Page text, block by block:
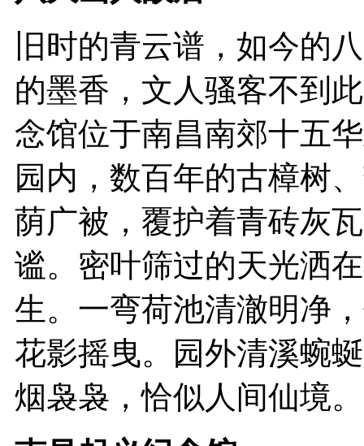
旧时的青云谱，如今的
的墨香，文人骚客不到
念馆位于南昌南郊十五
园内，数百年的古樟树
荫广被，覆护着青砖灰
谧。密叶筛过的天光洒
生。一弯荷池清澈明净
花影摇曳。园外清溪蜿
烟袅袅，恰似人间仙境。